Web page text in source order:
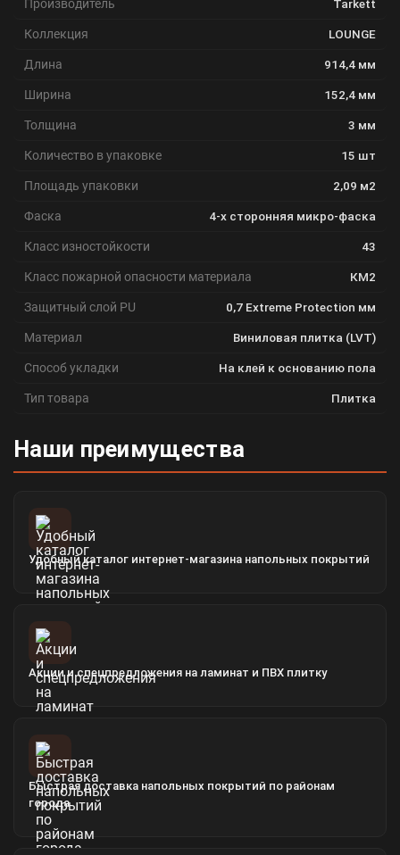
Производитель Tarkett
Коллекция LOUNGE
Длина 914,4 мм
Ширина 152,4 мм
Толщина 3 мм
Количество в упаковке 15 шт
Площадь упаковки 2,09 м2
Фаска 4-х сторонняя микро-фаска
Класс изностойкости 43
Класс пожарной опасности материала КМ2
Защитный слой PU 0,7 Extreme Protection мм
Материал Виниловая плитка (LVT)
Способ укладки На клей к основанию пола
Тип товара Плитка
Наши преимущества
Удобный каталог интернет-магазина напольных покрытий
Акции и спецпредложения на ламинат и ПВХ плитку
Быстрая доставка напольных покрытий по районам
города